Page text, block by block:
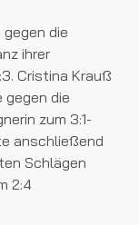
die
ihrer
Cristina Krauß
die
zum 3:1-
anschließend
Schlägen
2:4